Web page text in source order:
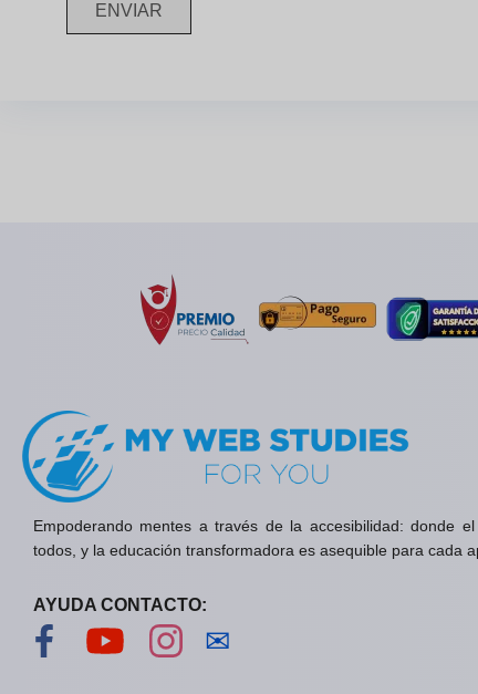
ENVIAR
Empoderando mentes a través de la accesibilidad: donde
todos, y la educación transformadora es asequible para cada
AYUDA CONTACTO:
Visítanos en Facebook
Visítanos en YouTube
Visítanos en Instagram
✉